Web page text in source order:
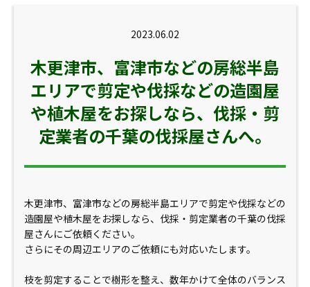
2023.06.02
木更津市、富津市などの房総半島
エリアで剪定や伐採などの造園屋
や植木屋をお探しなら、伐採・剪
定業者の千葉の伐採屋さんへ。
木更津市、富津市などの房総半島エリアで剪定や伐採などの
造園屋や植木屋をお探しなら、伐採・剪定業者の千葉の伐採
屋さんにご依頼ください。
さらにその周辺エリアのご依頼にも対応いたします。
枝を剪定することで樹形を整え、数年かけて全体のバランス